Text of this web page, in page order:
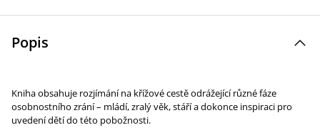
Popis
Kniha obsahuje rozjímání na křížové cestě odrážející různé fáze
osobnostního zrání – mládí, zralý věk, stáří a dokonce inspiraci pro
uvedení dětí do této pobožnosti.